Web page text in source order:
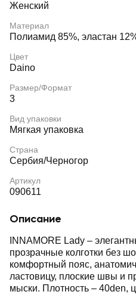
Женский
Материал
Полиамид 85%, эластан
Цвет
Daino
Размер/Формат
3
Вид упаковки
Мягкая упаковка
Страна
Сербия/Черногор
Артикул
090611
Описание
INNAMORE Lady –
прозрачные колготки без
комфортный пояс,
ластовицу, плоские швы и
мыски. Плотность – 40den,